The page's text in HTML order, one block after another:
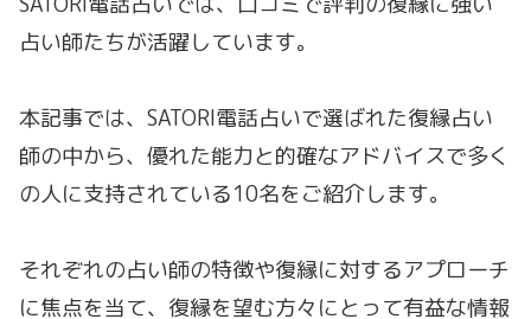
占い師たちが活躍しています。
本記事では、SATORI電話占いで選ばれた復縁占い
師の中から、優れた能力と的確なアドバイスで多く
の人に支持されている10名をご紹介します。
それぞれの占い師の特徴や復縁に対するアプローチ
に焦点を当て、復縁を望む方々にとって有益な情報